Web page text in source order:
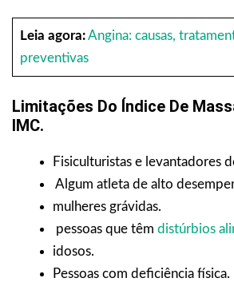
Leia agora: Angina: causas,
preventivas
Limitações Do Índice De
IMC.
Fisiculturistas e levantadores
Algum atleta de alto
mulheres grávidas.
pessoas que têm distúrbios
idosos.
Pessoas com deficiência física.